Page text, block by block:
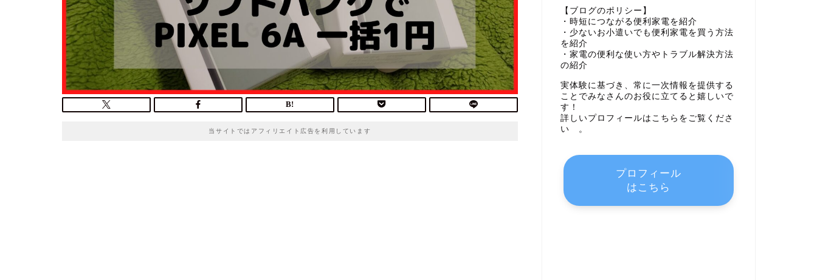
当サイトではアフィリエイト広告を利用しています
【ブログのポリシー】
・時短につながる便利家電を紹介
・少ないお小遣いでも便利家電を買う方法
を紹介
・家電の便利な使い方やトラブル解決方法
の紹介
実体験に基づき、常に一次情報を提供する
ことでみなさんのお役に立てると嬉しいで
す！
詳しいプロフィールはこちらをご覧くださ
い 。
プロフィール
はこちら